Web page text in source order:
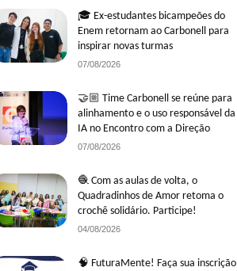
🎓 Ex-estudantes bicampeões do
Enem retornam ao Carbonell para
inspirar novas turmas
07/08/2026
🤝🏼 Time Carbonell se reúne para
alinhamento e o uso responsável da
IA no Encontro com a Direção
07/08/2026
🧶 Com as aulas de volta, o
Quadradinhos de Amor retoma o
crochê solidário. Participe!
04/08/2026
🧠 FuturaMente! Faça sua inscrição